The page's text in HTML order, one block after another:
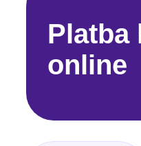
Platba
online